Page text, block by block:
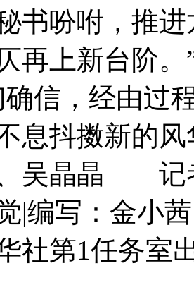
书吩咐，推
再上新台阶
确信，经由过
不息抖擞新
吴晶晶 记
写：金小
第1任务室